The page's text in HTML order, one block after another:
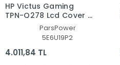
HP Victus Gaming
TPN-Q278 Lcd Cover -
Bezel Ekran Kasası-
Çerçeve Set
ParsPower
5E6U19P2
4.011,84 TL